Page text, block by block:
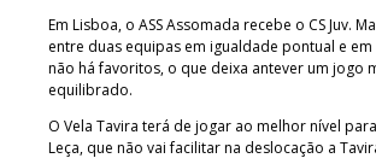
Em Lisboa, o ASS Assomada recebe o CS Juv.
entre duas equipas em igualdade pontual e
não há favoritos, o que deixa antever um jogo
equilibrado.
O Vela Tavira terá de jogar ao melhor nível
Leça, que não vai facilitar na deslocação a